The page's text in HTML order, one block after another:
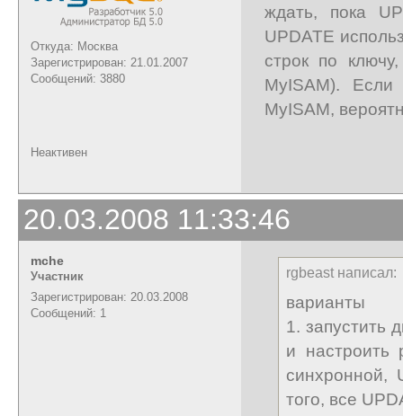
Откуда: Москва
Зарегистрирован: 21.01.2007
Сообщений: 3880
ждать, пока
UPDATE
строк по
MyISAM).
MyISAM,
Неактивен
20.03.2008 11:33:46
mche
Участник
Зарегистрирован: 20.03.2008
Сообщений: 1
rgbeast написал:
варианты
1. запустить
и настроить
синхронной,
того, все